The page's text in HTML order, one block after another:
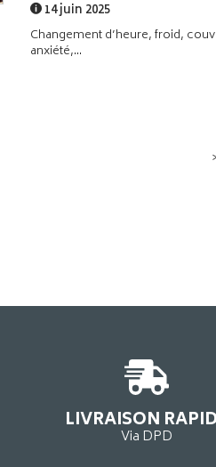
14 juin 2025
Changement d’heure, froid,
anxiété,...
LIVRAISON
Via DPD